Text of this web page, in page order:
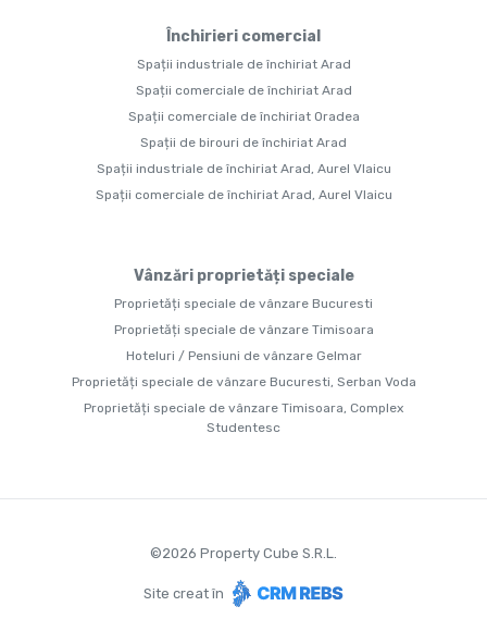
Închirieri comercial
Spații industriale de închiriat Arad
Spații comerciale de închiriat Arad
Spații comerciale de închiriat Oradea
Spații de birouri de închiriat Arad
Spații industriale de închiriat Arad, Aurel Vlaicu
Spații comerciale de închiriat Arad, Aurel Vlaicu
Vânzări proprietăți speciale
Proprietăți speciale de vânzare Bucuresti
Proprietăți speciale de vânzare Timisoara
Hoteluri / Pensiuni de vânzare Gelmar
Proprietăți speciale de vânzare Bucuresti, Serban Voda
Proprietăți speciale de vânzare Timisoara, Complex
Studentesc
©2026 Property Cube S.R.L.
Site creat în